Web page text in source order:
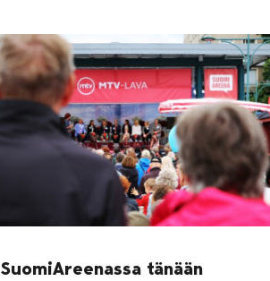
SuomiAreenassa tänään